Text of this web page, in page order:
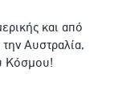
και από
Αυστραλία,
Κόσμου!